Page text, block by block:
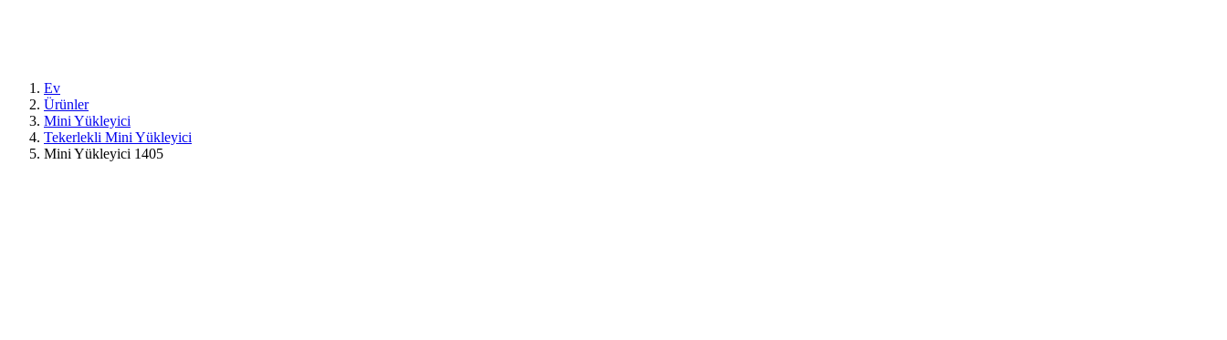
Ev
Ürünler
Mini Yükleyici
Tekerlekli Mini Yükleyici
Mini Yükleyici 1405